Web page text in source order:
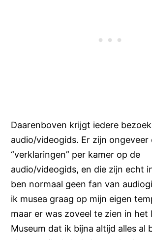
Daarenboven krijgt iedere
audio/videogids. Er zijn ongeveer
“verklaringen” per kamer op de
audio/videogids, en die zijn echt
ben normaal geen fan van
ik musea graag op mijn eigen
maar er was zoveel te zien in het
Museum dat ik bijna altijd alles al